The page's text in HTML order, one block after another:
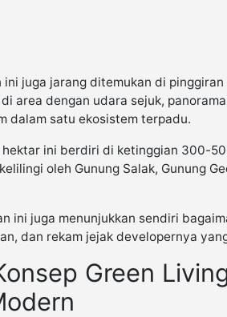
juga jarang ditemukan di
area dengan udara sejuk,
dalam satu ekosistem terpadu.
hektar ini berdiri di ketinggian 300-
oleh Gunung Salak, Gunung
ini juga menunjukkan sendiri
dan rekam jejak developernya
Green